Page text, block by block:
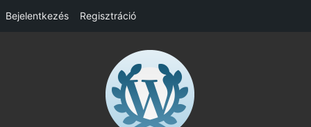
Bejelentkezés Regisztráció